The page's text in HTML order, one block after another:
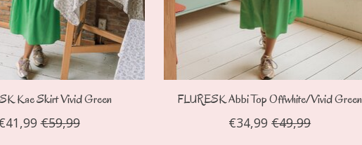
Kae Skirt Vivid Green
€59,99
FLURESK Abbi Top Offwhite/Vivid Green
€34,99 €49,99